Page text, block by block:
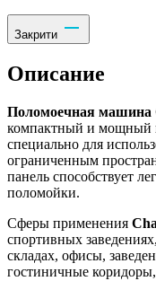
Закрити
Описание
Поломоечная машина
компактный и мощный
специально для
ограниченным
панель способствует
поломойки.
Сферы применения
спортивных
складах, офисы,
гостиничные